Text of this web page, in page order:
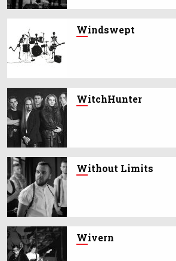
Windswept
WitchHunter
Without Limits
Wivern